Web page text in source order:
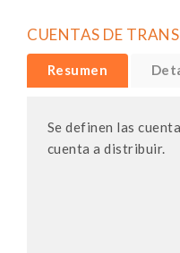
CUENTAS DE
Resumen
Se definen las
cuenta a distribuir.